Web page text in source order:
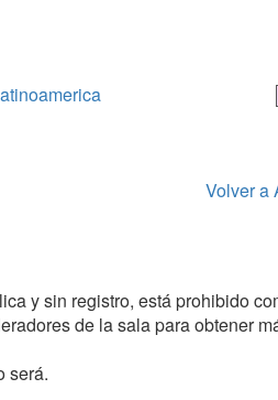
Volver a
y sin registro, está prohibido
de la sala para obtener
será.